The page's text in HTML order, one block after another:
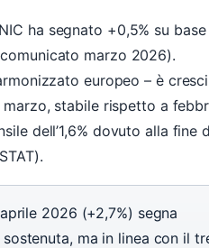
ha segnato +0,5% su base
comunicato marzo 2026).
armonizzato europeo – è
marzo, stabile rispetto a
dell’1,6% dovuto alla fine
2026 (+2,7%) segna
sostenuta, ma in linea con il